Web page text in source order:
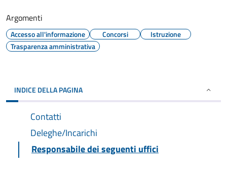
Argomenti
Accesso all'informazione Concorsi
Istruzione
Trasparenza amministrativa
INDICE DELLA PAGINA
Contatti
Deleghe/Incarichi
Responsabile dei seguenti uffici